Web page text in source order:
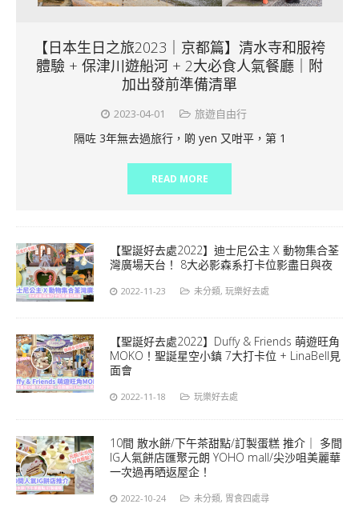
【日本生日之旅2023｜京都篇】清水寺和服袴
體驗 + 保津川遊船河 + 2大必食人氣餐廳｜附
加出發前準備清單
2023-04-01 旅遊自由行
隔咗 3年無去過旅行，啲 yen 又咁平，第 1
READ MORE
【聖誕好去處2022】迪士尼公主 X 動物集合荃
灣廣場天台！ 8大必影森系打卡位影盡日與夜
2022-11-23 未分類, 玩樂好去處
【聖誕好去處2022】Duffy & Friends 萌遊旺角
MOKO！聖誕星空小鎮 7大打卡位 + LinaBell見
面會
2022-11-18 玩樂好去處
10間 散水餅/下午茶甜點/訂製蛋糕 推介｜ 多間
IG人氣餅店匯聚元朗 YOHO mall/尖沙咀美麗華
一次過再晒返屋企！
2022-10-24 未分類, 胃食四處尋